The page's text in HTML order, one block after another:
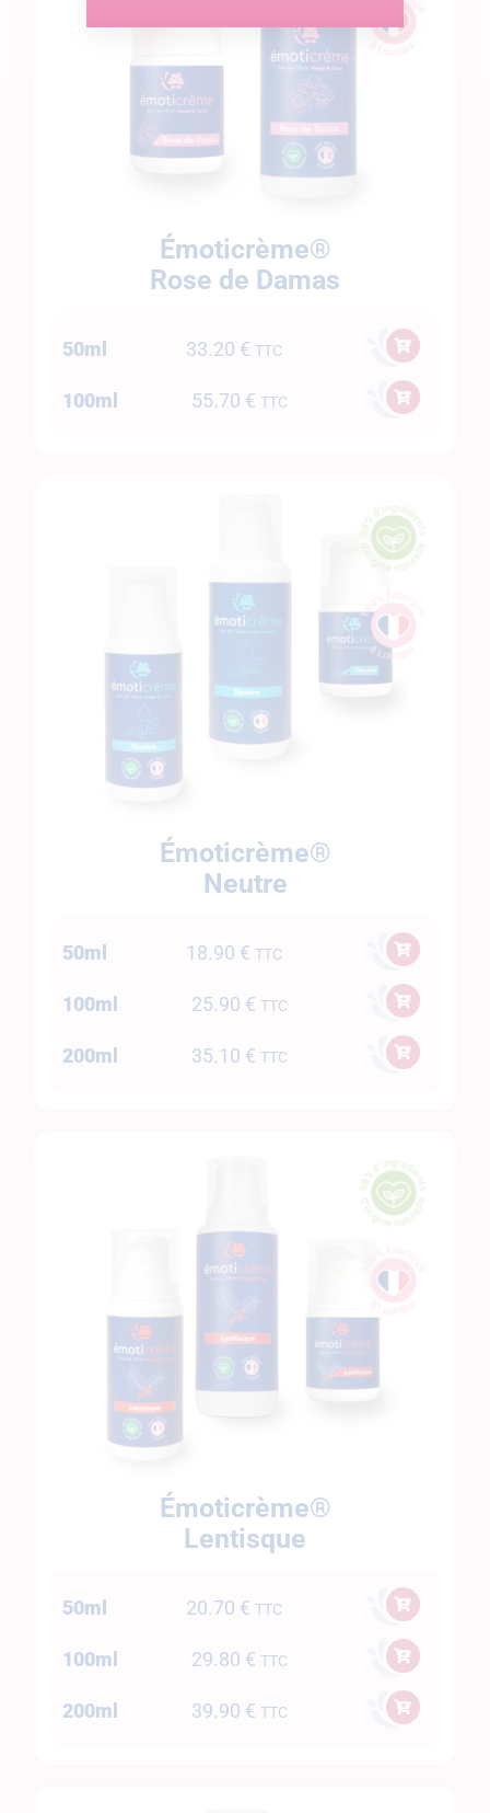
Émoticrème®
Rose de Damas
50ml 33.20 € TTC
100ml 55.70 € TTC
Émoticrème®
Neutre
50ml 18.90 € TTC
100ml 25.90 € TTC
200ml 35.10 € TTC
Émoticrème®
Lentisque
50ml 20.70 € TTC
100ml 29.80 € TTC
200ml 39.90 € TTC